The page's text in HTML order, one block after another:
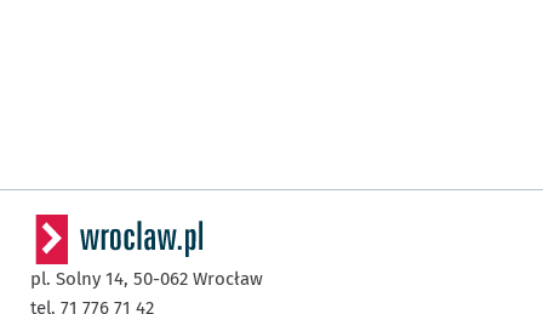
pl. Solny 14, 50-062 Wrocław
tel. 71 776 71 42